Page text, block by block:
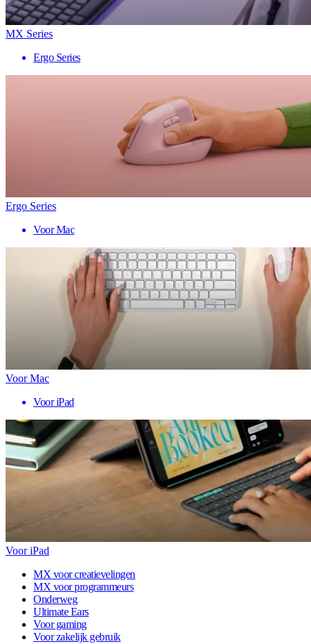
MX Series
Ergo Series
Ergo Series
Voor Mac
Voor Mac
Voor iPad
Voor iPad
MX voor creatievelingen
MX voor programmeurs
Onderweg
Ultimate Ears
Voor gaming
Voor zakelijk gebruik